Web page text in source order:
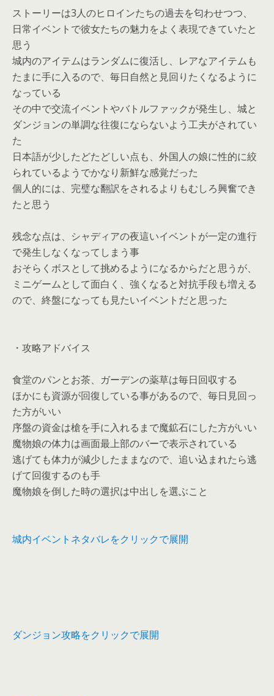
ストーリーは3人のヒロインたちの過去を匂わせつつ、
日常イベントで彼女たちの魅力をよく表現できていたと
思う
城内のアイテムはランダムに復活し、レアなアイテムも
たまに手に入るので、毎日自然と見回りたくなるように
なっている
その中で交流イベントやバトルファックが発生し、城と
ダンジョンの単調な往復にならないよう工夫がされてい
た
日本語が少したどたどしい点も、外国人の娘に性的に絞
られているようでかなり新鮮な感覚だった
個人的には、完璧な翻訳をされるよりもむしろ興奮でき
たと思う
残念な点は、シャディアの夜這いイベントが一定の進行
で発生しなくなってしまう事
おそらくボスとして挑めるようになるからだと思うが、
ミニゲームとして面白く、強くなると対抗手段も増える
ので、終盤になっても見たいイベントだと思った
・攻略アドバイス
食堂のパンとお茶、ガーデンの薬草は毎日回収する
ほかにも資源が回復している事があるので、毎日見回っ
た方がいい
序盤の資金は槍を手に入れるまで魔鉱石にした方がいい
魔物娘の体力は画面最上部のバーで表示されている
逃げても体力が減少したままなので、追い込まれたら逃
げて回復するのも手
魔物娘を倒した時の選択は中出しを選ぶこと
城内イベントネタバレをクリックで展開
ダンジョン攻略をクリックで展開